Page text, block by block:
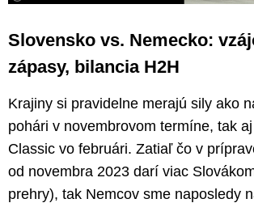
Slovensko vs. Nemecko:
zápasy, bilancia H2H
Krajiny si pravidelne merajú sily ako
pohári v novembrovom termíne, tak
Classic vo februári. Zatiaľ čo v
od novembra 2023 darí viac
prehry), tak Nemcov sme naposledy